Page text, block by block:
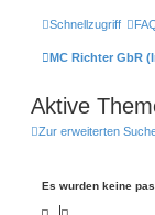
Schnellzugriff
MC Richter GbR
Aktive
Zur erweiterten
Es wurden keine